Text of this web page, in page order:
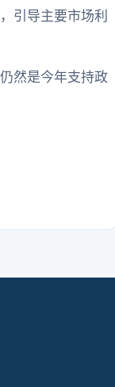
引导主要市场利
然是今年支持政